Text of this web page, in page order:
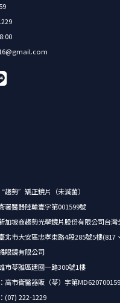
趨勢”矯正鏡片（未滅菌）
署醫器陸輸壹字第001599號
加坡商趨勢光學鏡片股份有限公司台灣
北市大安區忠孝東路4段285號5樓(817
眼鏡有限公司
市苓雅區建國一路300號1樓
高市衛醫器販（苓）字第
(07) 222-1229